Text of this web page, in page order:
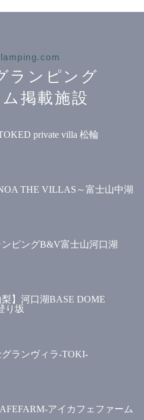
ランピング
掲載施設
private villa 松輪
THE VILLAS～富士山中湖
ンピングB&V富士山河口湖
梨】河口湖BASE DOME
り坂
グランヴィラ-TOKI-
アイカフェファーム